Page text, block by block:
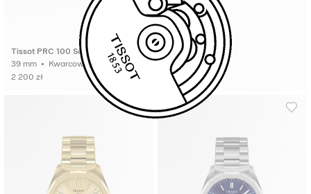
Tissot PRC 100 Solar
39 mm • Kwarcowy solarny
2 200 zł